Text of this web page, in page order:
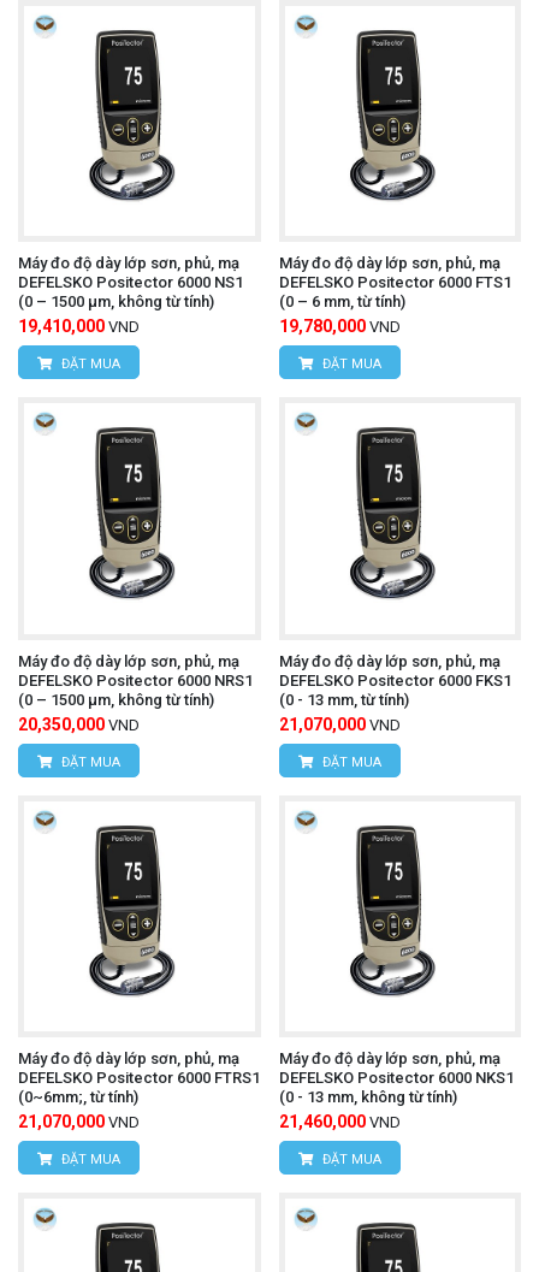
Máy đo độ dày lớp sơn, phủ, mạ
DEFELSKO Positector 6000 NS1
(0 – 1500 µm, không từ tính)
19,410,000 VND
ĐẶT MUA
Máy đo độ dày lớp sơn, phủ, mạ
DEFELSKO Positector 6000 FTS1
(0 – 6 mm, từ tính)
19,780,000 VND
ĐẶT MUA
Máy đo độ dày lớp sơn, phủ, mạ
DEFELSKO Positector 6000 NRS1
(0 – 1500 µm, không từ tính)
20,350,000 VND
ĐẶT MUA
Máy đo độ dày lớp sơn, phủ, mạ
DEFELSKO Positector 6000 FKS1
(0 - 13 mm, từ tính)
21,070,000 VND
ĐẶT MUA
Máy đo độ dày lớp sơn, phủ, mạ
DEFELSKO Positector 6000 FTRS1
(0~6mm;, từ tính)
21,070,000 VND
ĐẶT MUA
Máy đo độ dày lớp sơn, phủ, mạ
DEFELSKO Positector 6000 NKS1
(0 - 13 mm, không từ tính)
21,460,000 VND
ĐẶT MUA